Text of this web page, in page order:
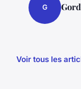
G
Voir tous les